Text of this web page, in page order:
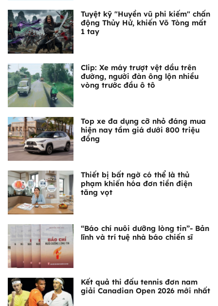
Tuyệt kỹ "Huyền vũ phi kiếm" chấn
động Thủy Hử, khiến Võ Tòng mất
1 tay
Clip: Xe máy trượt vệt dầu trên
đường, người đàn ông lộn nhiều
vòng trước đầu ô tô
Top xe đa dụng cỡ nhỏ đáng mua
hiện nay tầm giá dưới 800 triệu
đồng
Thiết bị bất ngờ có thể là thủ
phạm khiến hóa đơn tiền điện
tăng vọt
“Báo chí nuôi dưỡng lòng tin”- Bản
lĩnh và trí tuệ nhà báo chiến sĩ
Kết quả thi đấu tennis đơn nam
giải Canadian Open 2026 mới nhất